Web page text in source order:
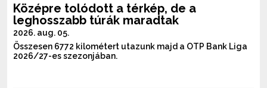
Középre tolódott a térkép, de a
leghosszabb túrák maradtak
2026. aug. 05.
Összesen 6772 kilométert utazunk majd a OTP Bank Liga
2026/27-es szezonjában.